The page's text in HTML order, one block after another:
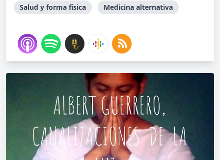
Salud y forma física Medicina alternativa